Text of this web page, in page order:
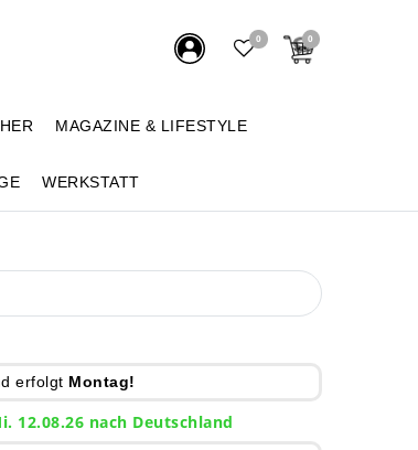
0 0
MAGAZINE & LIFESTYLE
WERKSTATT
erfolgt Montag!
12.08.26 nach Deutschland